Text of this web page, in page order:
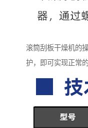
滚筒刮板干燥机的
护，即可实现正常